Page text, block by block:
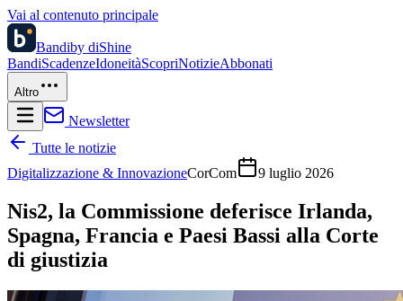
Vai al contenuto principale
Bandiby diShine
BandiScadenzeIdoneitàScopriNotizieAbbonati
Altro
Newsletter
Tutte le notizie
Digitalizzazione & InnovazioneCorCom 9 luglio 2026
Nis2, la Commissione deferisce Irlanda,
Spagna, Francia e Paesi Bassi alla Corte
di giustizia